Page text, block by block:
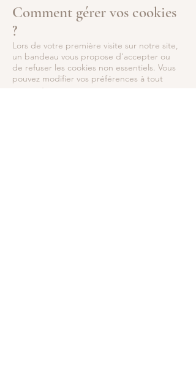
Comment gérer vos cookies
?
Lors de votre première visite sur notre site,
un bandeau vous propose d'accepter ou
de refuser les cookies non essentiels. Vous
pouvez modifier vos préférences à tout
moment.